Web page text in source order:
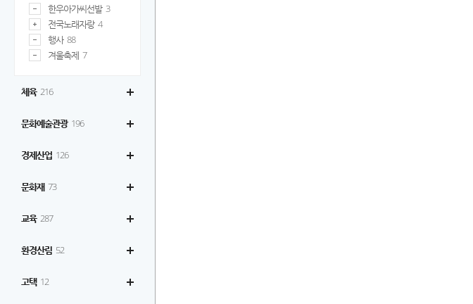
한우아가씨선발 3
전국노래자랑 4
행사 88
겨울축제 7
체육 216
문화예술관광 196
경제산업 126
문화재 73
교육 287
환경산림 52
고택 12